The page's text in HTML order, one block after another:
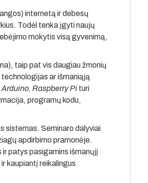
internetą ir debesų
Todėl tenka įgyti naujų
mokytis visą gyvenimą,
taip pat vis daugiau žmonių
ar išmaniąją
Raspberry Pi turi
programų kodu,
sistemas. Seminaro dalyviai
apdirbimo pramonėje.
patys pasigamins išmanųjį
kaupiantį reikalingus